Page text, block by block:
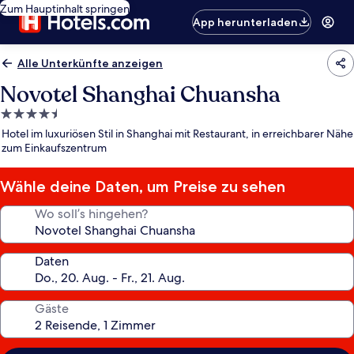
Zum Hauptinhalt springen
App herunterladen
Alle Unterkünfte anzeigen
Novotel Shanghai Chuansha
4.5-
Sterne-
Unterkunft
Hotel im luxuriösen Stil in Shanghai mit Restaurant, in erreichbarer Nähe
zum Einkaufszentrum
Wähle deine Daten, um Preise zu sehen
Wo soll’s hingehen?
Daten
Gäste